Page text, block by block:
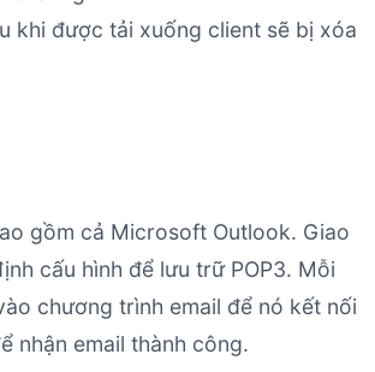
khi được tải xuống client sẽ bị xóa
gồm cả Microsoft Outlook. Giao
cấu hình để lưu trữ POP3. Mỗi
chương trình email để nó kết nối
nhận email thành công.